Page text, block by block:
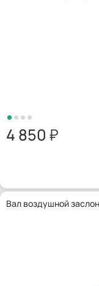
4 850
Вал воздушной